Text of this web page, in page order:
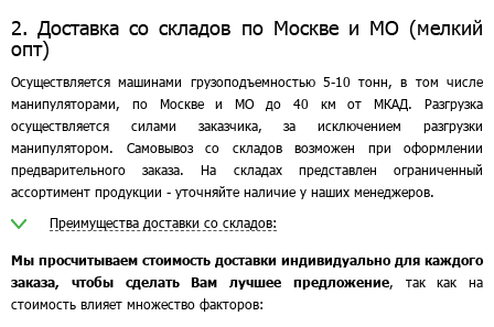
2. Доставка со складов по Москве и МО (мелкий
опт)
Осуществляется машинами грузоподъемностью 5-10 тонн, в том числе
манипуляторами, по Москве и МО до 40 км от МКАД. Разгрузка
осуществляется силами заказчика, за исключением разгрузки
манипулятором. Самовывоз со складов возможен при оформлении
предварительного заказа. На складах представлен ограниченный
ассортимент продукции - уточняйте наличие у наших менеджеров.
Преимущества доставки со складов:
Мы просчитываем стоимость доставки индивидуально для каждого
заказа, чтобы сделать Вам лучшее предложение, так как на
стоимость влияет множество факторов: